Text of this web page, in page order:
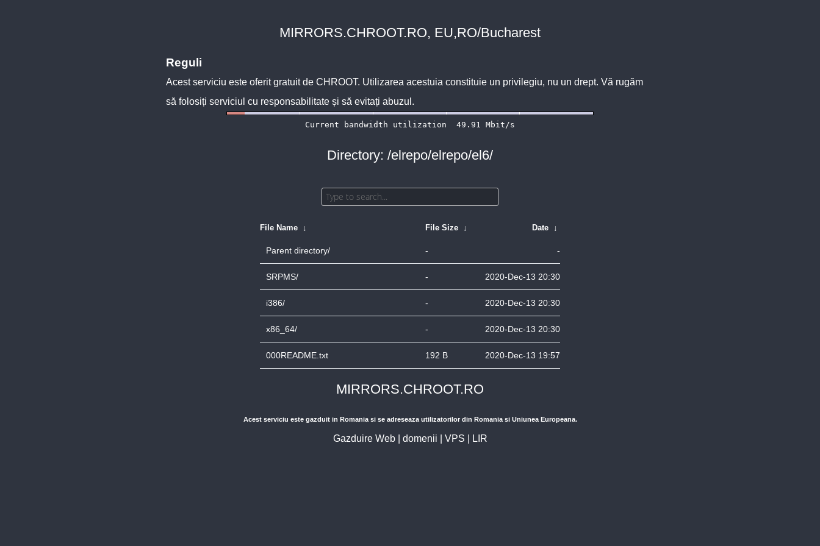
MIRRORS.CHROOT.RO, EU,RO/Bucharest
Reguli
Acest serviciu este oferit gratuit de CHROOT. Utilizarea acestuia constituie un privilegiu, nu un drept. Vă rugăm
să folosiți serviciul cu responsabilitate și să evitați abuzul.
Directory: /elrepo/elrepo/el6/
File Name ↓ File Size ↓ Date ↓
Parent directory/ - -
SRPMS/ - 2020-Dec-13 20:30
i386/ - 2020-Dec-13 20:30
x86_64/ - 2020-Dec-13 20:30
000README.txt 192 B 2020-Dec-13 19:57
MIRRORS.CHROOT.RO
Acest serviciu este gazduit in Romania si se adreseaza utilizatorilor din Romania si Uniunea Europeana.
Gazduire Web| domenii VPS LIR